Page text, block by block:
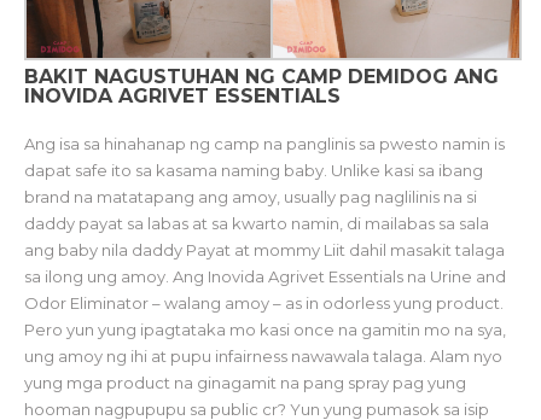
BAKIT NAGUSTUHAN NG CAMP DEMIDOG ANG
INOVIDA AGRIVET ESSENTIALS
Ang isa sa hinahanap ng camp na panglinis sa pwesto namin is
dapat safe ito sa kasama naming baby. Unlike kasi sa ibang
brand na matatapang ang amoy, usually pag naglilinis na si
daddy payat sa labas at sa kwarto namin, di mailabas sa sala
ang baby nila daddy Payat at mommy Liit dahil masakit talaga
sa ilong ung amoy. Ang Inovida Agrivet Essentials na Urine and
Odor Eliminator – walang amoy – as in odorless yung product.
Pero yun yung ipagtataka mo kasi once na gamitin mo na sya,
ung amoy ng ihi at pupu infairness nawawala talaga. Alam nyo
yung mga product na ginagamit na pang spray pag yung
hooman nagpupupu sa public cr? Yun yung pumasok sa isip